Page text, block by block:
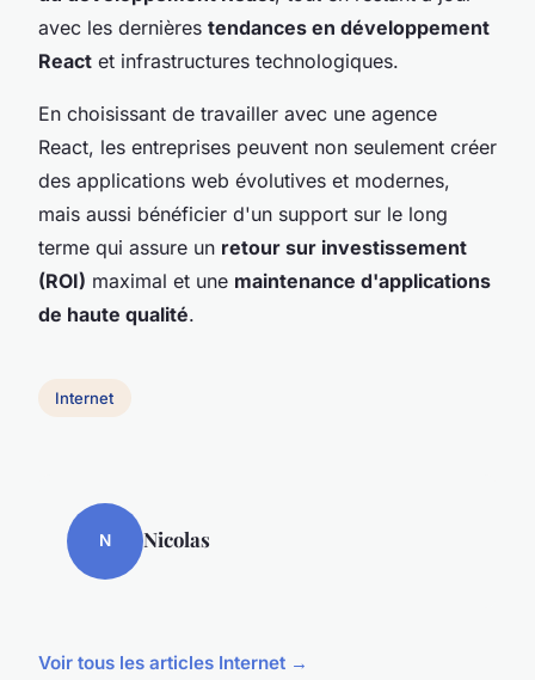
avec les dernières tendances en développement
React et infrastructures technologiques.
En choisissant de travailler avec une agence
React, les entreprises peuvent non seulement créer
des applications web évolutives et modernes,
mais aussi bénéficier d'un support sur le long
terme qui assure un retour sur investissement
(ROI) maximal et une maintenance d'applications
de haute qualité.
Internet
N Nicolas
Voir tous les articles Internet →